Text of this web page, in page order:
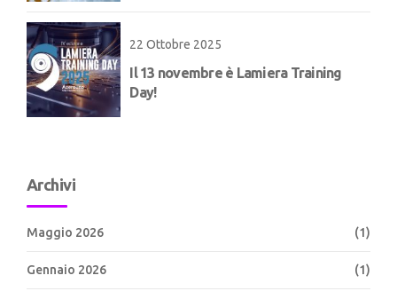
22 Ottobre 2025
Il 13 novembre è Lamiera Training
Day!
Archivi
Maggio 2026 (1)
Gennaio 2026 (1)